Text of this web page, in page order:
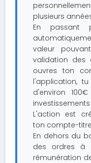
plusieurs
En passant
valeur
validation des
ouvres ton
l'application,
d'environ
L'action est
ton compte-
En dehors du
des ordres à
rémunération